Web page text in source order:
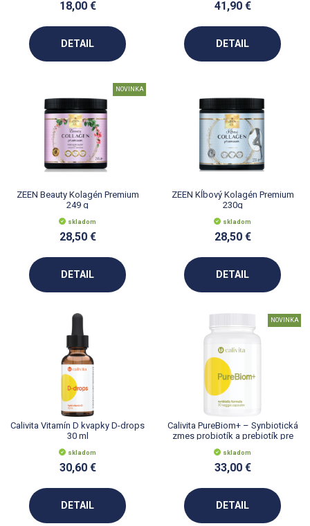
18,00 €
DETAIL
41,90 €
DETAIL
NOVINKA
ZEEN Beauty Kolagén Premium
249 g
skladom
28,50 €
DETAIL
ZEEN Kĺbový Kolagén Premium
230g
skladom
28,50 €
DETAIL
Calivita Vitamín D kvapky D-drops
30 ml
skladom
30,60 €
DETAIL
NOVINKA
Calivita PureBiom+ – Synbiotická
zmes probiotík a prebiotík pre
zdravé trávenie
skladom
33,00 €
DETAIL